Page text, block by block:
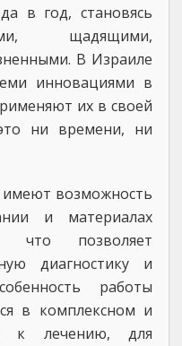
в год, становясь
щадящими,
В Израиле
инновациями в
их в своей
ни времени, ни
имеют возможность
и материалах
что позволяет
диагностику и
работы
в комплексном и
к лечению, для